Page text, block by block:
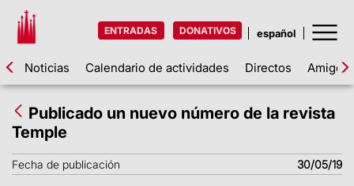
ENTRADAS DONATIVOS
Noticias Calendario de actividades Directos Amigos
Publicado un nuevo número de la revista
Temple
Fecha de publicación 30/05/19